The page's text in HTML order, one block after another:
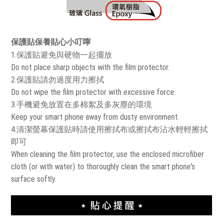
保護貼保養貼心小叮嚀
1.保護貼避免與硬物一起擺放
Do not place sharp objects with the film protector.
2.保護貼請勿過度用力擦拭
Do not wipe the film protector with excessive force.
3.手機避免放置在多棉絮及多灰塵的環境
Keep your smart phone away from dusty environment.
4.清潔螢幕保護貼時請使用擦拭布或擦拭布沾水輕輕擦拭
即可
When cleaning the film protector, use the enclosed microfiber
cloth (or with water) to thoroughly clean the smart phone's
surface softly.